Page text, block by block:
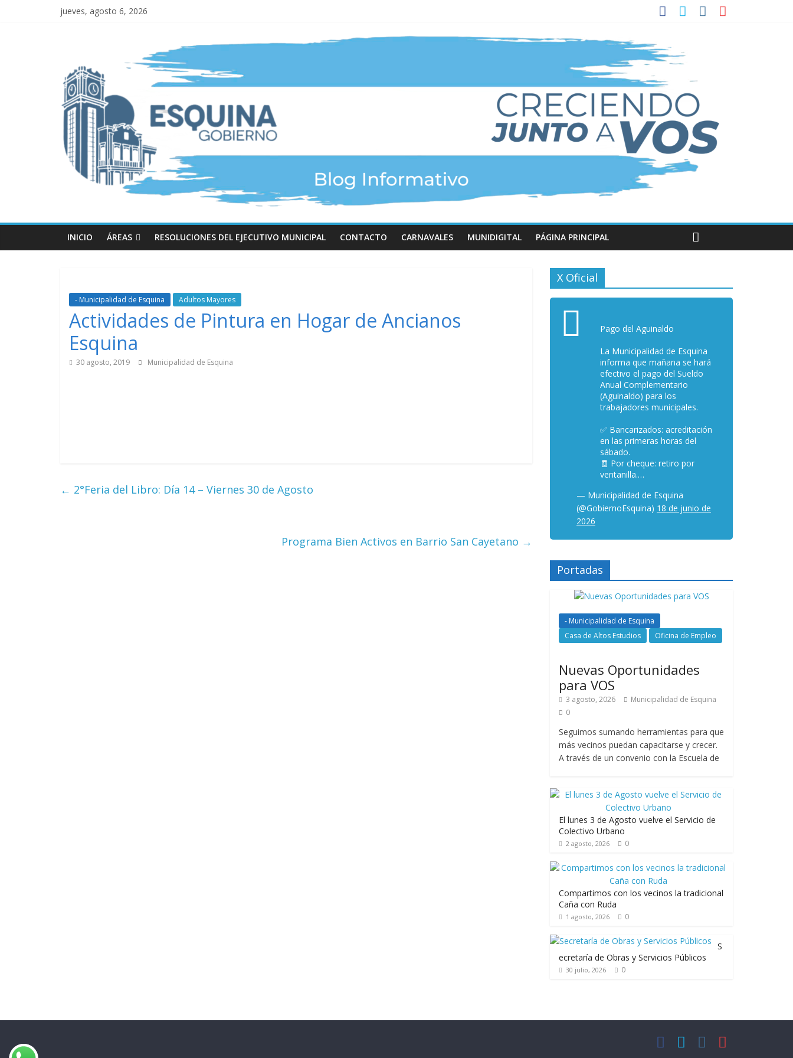
jueves, agosto 6, 2026
INICIO ÁREAS RESOLUCIONES DEL EJECUTIVO MUNICIPAL CONTACTO CARNAVALES MUNIDIGITAL PÁGINA PRINCIPAL
- Municipalidad de Esquina Adultos Mayores
Actividades de Pintura en Hogar de Ancianos
Esquina
30 agosto, 2019 Municipalidad de Esquina
← 2°Feria del Libro: Día 14 – Viernes 30 de Agosto
Programa Bien Activos en Barrio San Cayetano →
X Oficial
Pago del Aguinaldo
La Municipalidad de Esquina
informa que mañana se hará
efectivo el pago del Sueldo
Anual Complementario
(Aguinaldo) para los
trabajadores municipales.
✅ Bancarizados: acreditación
en las primeras horas del
sábado.
🧾 Por cheque: retiro por
ventanilla.…
— Municipalidad de Esquina
(@GobiernoEsquina) 18 de junio de
2026
Portadas
- Municipalidad de Esquina
Casa de Altos Estudios
Oficina de Empleo
Nuevas Oportunidades
para VOS
3 agosto, 2026
Municipalidad de Esquina
0
Seguimos sumando herramientas para que
más vecinos puedan capacitarse y crecer.
A través de un convenio con la Escuela de
El lunes 3 de Agosto vuelve el Servicio de
Colectivo Urbano
2 agosto, 2026 0
Compartimos con los vecinos la tradicional
Caña con Ruda
1 agosto, 2026 0
S
ecretaría de Obras y Servicios Públicos
30 julio, 2026 0